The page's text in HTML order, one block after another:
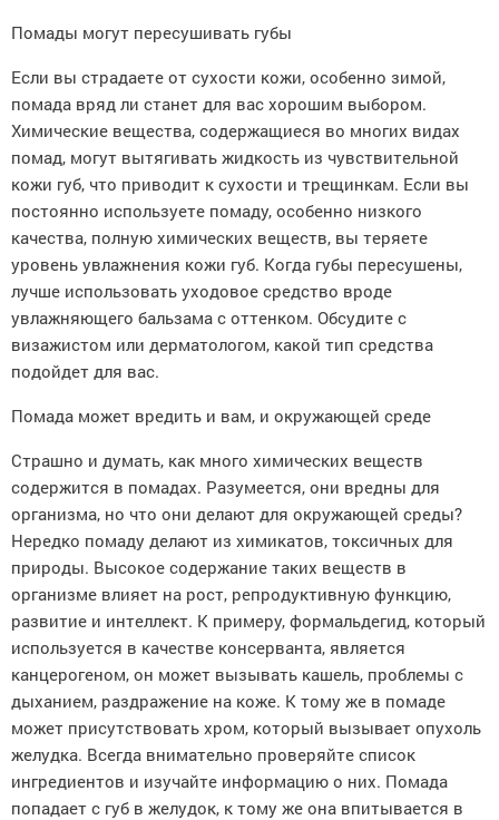
Помады могут пересушивать губы
Если вы страдаете от сухости кожи, особенно зимой,
помада вряд ли станет для вас хорошим выбором.
Химические вещества, содержащиеся во многих видах
помад, могут вытягивать жидкость из чувствительной
кожи губ, что приводит к сухости и трещинкам. Если вы
постоянно используете помаду, особенно низкого
качества, полную химических веществ, вы теряете
уровень увлажнения кожи губ. Когда губы пересушены,
лучше использовать уходовое средство вроде
увлажняющего бальзама с оттенком. Обсудите с
визажистом или дерматологом, какой тип средства
подойдет для вас.
Помада может вредить и вам, и окружающей среде
Страшно и думать, как много химических веществ
содержится в помадах. Разумеется, они вредны для
организма, но что они делают для окружающей среды?
Нередко помаду делают из химикатов, токсичных для
природы. Высокое содержание таких веществ в
организме влияет на рост, репродуктивную функцию,
развитие и интеллект. К примеру, формальдегид, который
используется в качестве консерванта, является
канцерогеном, он может вызывать кашель, проблемы с
дыханием, раздражение на коже. К тому же в помаде
может присутствовать хром, который вызывает опухоль
желудка. Всегда внимательно проверяйте список
ингредиентов и изучайте информацию о них. Помада
попадает с губ в желудок, к тому же она впитывается в